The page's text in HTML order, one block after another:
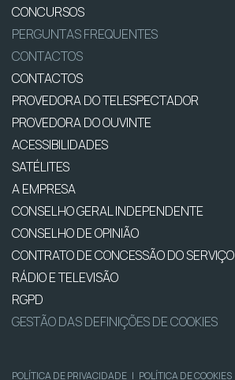
CONCURSOS
PERGUNTAS FREQUENTES
CONTACTOS
CONTACTOS
PROVEDORA DO TELESPECTADOR
PROVEDORA DO OUVINTE
ACESSIBILIDADES
SATÉLITES
A EMPRESA
CONSELHO GERAL INDEPENDENTE
CONSELHO DE OPINIÃO
CONTRATO DE CONCESSÃO DO
RÁDIO E TELEVISÃO
RGPD
GESTÃO DAS DEFINIÇÕES DE COOKIES
POLÍTICA DE PRIVACIDADE | POLÍTICA DE COOKIES